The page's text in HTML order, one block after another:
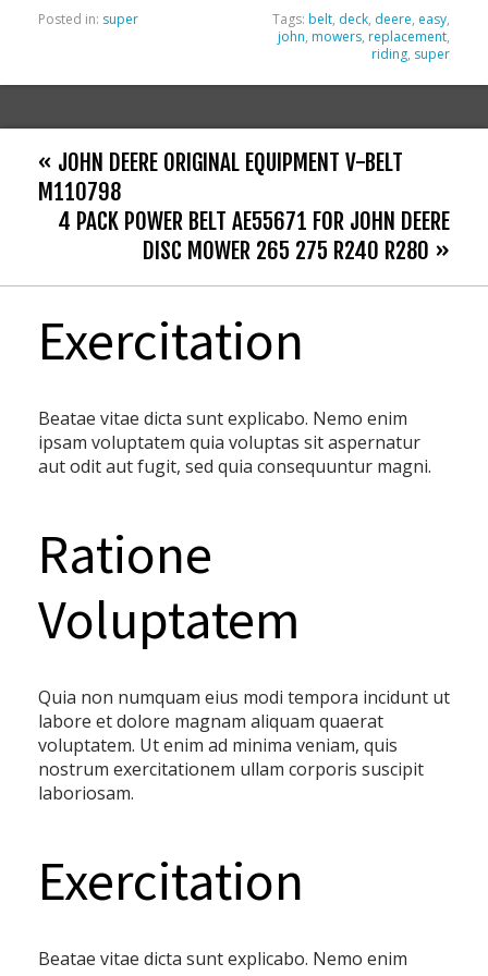
Posted in: super Tags: belt, deck, deere, easy,
john, mowers, replacement,
riding, super
« JOHN DEERE ORIGINAL EQUIPMENT V-BELT
M110798
4 PACK POWER BELT AE55671 FOR JOHN DEERE
DISC MOWER 265 275 R240 R280 »
Exercitation
Beatae vitae dicta sunt explicabo. Nemo enim
ipsam voluptatem quia voluptas sit aspernatur
aut odit aut fugit, sed quia consequuntur magni.
Ratione
Voluptatem
Quia non numquam eius modi tempora incidunt ut
labore et dolore magnam aliquam quaerat
voluptatem. Ut enim ad minima veniam, quis
nostrum exercitationem ullam corporis suscipit
laboriosam.
Exercitation
Beatae vitae dicta sunt explicabo. Nemo enim